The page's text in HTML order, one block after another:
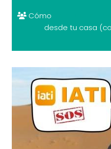
Cómo
desde tu casa